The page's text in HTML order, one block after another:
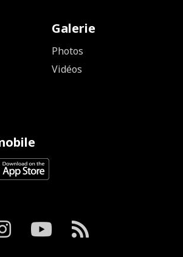
Galerie
Photos
Vidéos